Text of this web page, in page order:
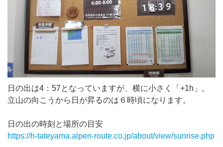
日の出は4：57となっていますが、横に小さく「+1h」。
立山の向こうから日が昇るのは６時頃になります。
日の出の時刻と場所の目安
https://h-tateyama.alpen-route.co.jp/about/view/sunrise.php